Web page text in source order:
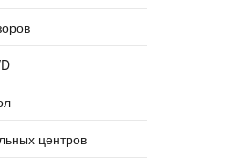
центров